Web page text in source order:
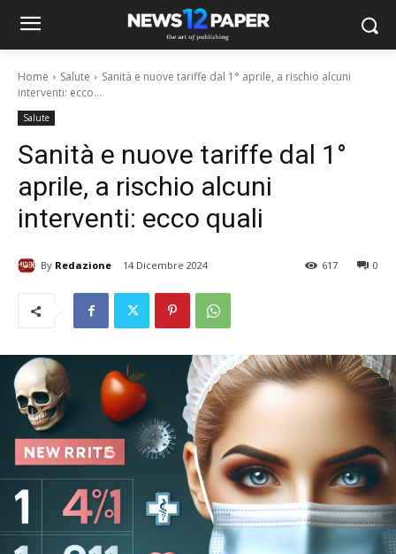
Home Salute
Sanità e nuove tariffe dal 1° aprile, a rischio alcuni
interventi: ecco...
Salute
Sanità e nuove tariffe dal 1°
aprile, a rischio alcuni
interventi: ecco quali
By Redazione 14 Dicembre 2024 0
617